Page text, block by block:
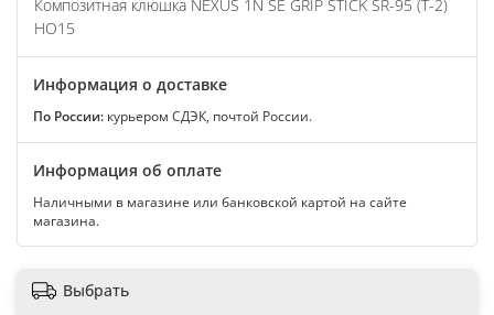
Композитная клюшка NEXUS 1N SE GRIP STICK SR-95 (T-2)
HO15
Информация о доставке
По России: курьером СДЭК, почтой России.
Информация об оплате
Наличными в магазине или банковской картой на сайте
магазина.
Выбрать